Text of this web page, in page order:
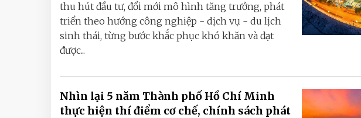
thu hút đầu tư, đổi mới mô hình tăng trưởng, phát
triển theo hướng công nghiệp - dịch vụ - du lịch
sinh thái, từng bước khắc phục khó khăn và đạt
được...
Nhìn lại 5 năm Thành phố Hồ Chí Minh
thực hiện thí điểm cơ chế, chính sách phát